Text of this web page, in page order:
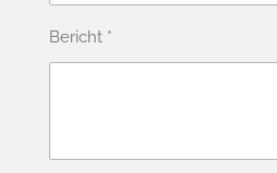
Bericht *